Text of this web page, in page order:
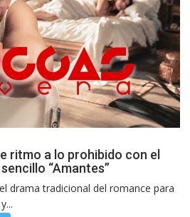
ritmo a lo prohibido con el
“Amantes”
drama tradicional del romance para